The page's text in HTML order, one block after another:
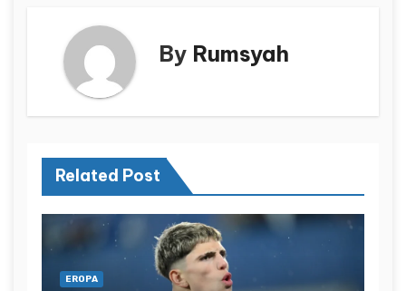
By Rumsyah
Related Post
EROPA